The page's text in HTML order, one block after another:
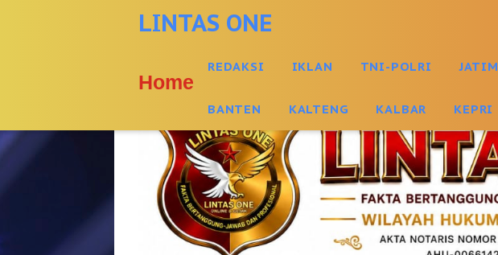
LINTAS ONE
Home
REDAKSI IKLAN TNI-POLRI JATIM
BANTEN KALTENG KALBAR KEPRI